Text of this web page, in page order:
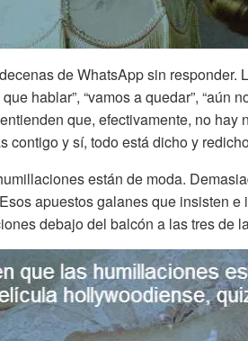
de WhatsApp sin responder.
hablar”, “vamos a quedar”, “aún
que, efectivamente, no hay
contigo y sí, todo está dicho y
están de moda.
apuestos galanes que insisten e
debajo del balcón a las tres de